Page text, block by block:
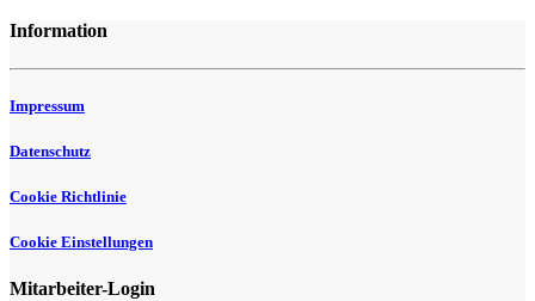
Information
Impressum
Datenschutz
Cookie Richtlinie
Cookie Einstellungen
Mitarbeiter-Login